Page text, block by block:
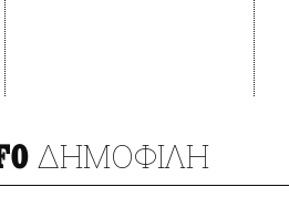
ΔΗΜΟΦΙΛΗ